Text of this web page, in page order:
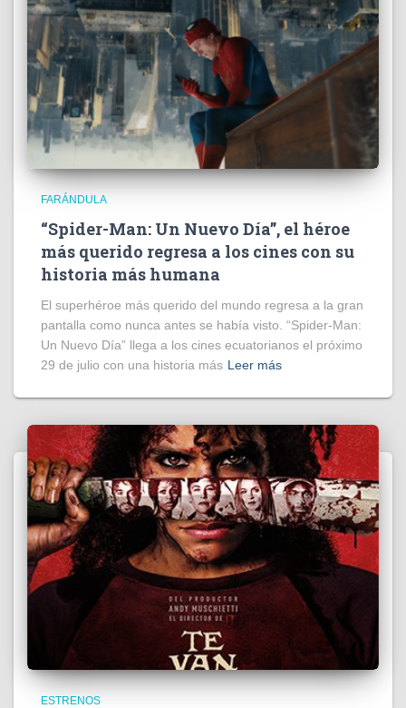
FARÁNDULA
“Spider-Man: Un Nuevo Día”, el héroe
más querido regresa a los cines con su
historia más humana
El superhéroe más querido del mundo regresa a la gran
pantalla como nunca antes se había visto. “Spider-Man:
Un Nuevo Día” llega a los cines ecuatorianos el próximo
29 de julio con una historia más Leer más
ESTRENOS